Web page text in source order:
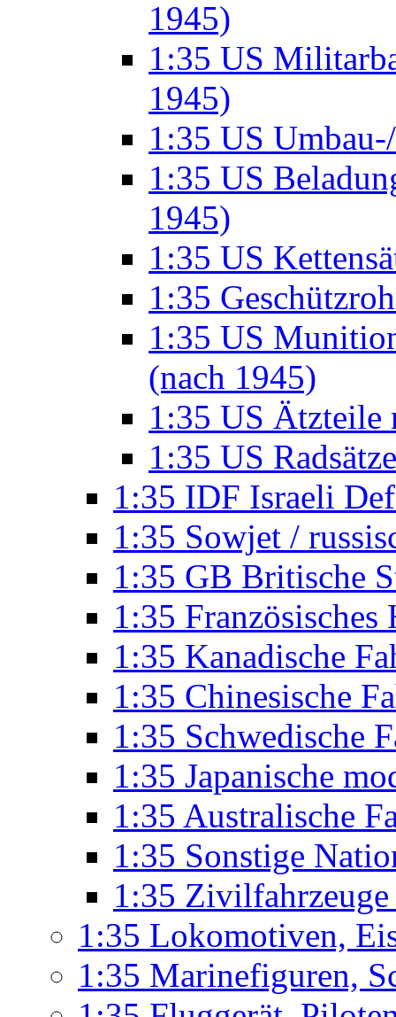
1945)
1:35 US
1945)
1:35 US
1:35 US
1945)
1:35 US
1:35
1:35 US
(nach 1945)
1:35 US Ätzteile
1:35 US
1:35 IDF Israeli
1:35 Sowjet /
1:35 GB Britische
1:35 Französisches
1:35 Kanadische
1:35 Chinesische
1:35 Schwedische
1:35 Japanische
1:35 Australische
1:35 Sonstige
1:35
1:35 Lokomotiven,
1:35 Marinefiguren,